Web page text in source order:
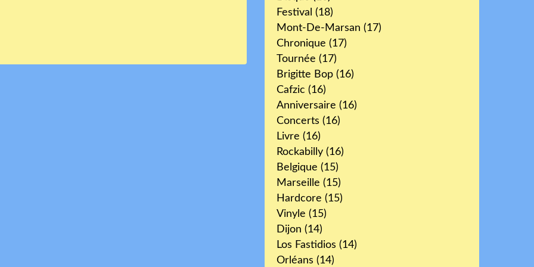
Festival (18)
Mont-De-Marsan (17)
Chronique (17)
Tournée (17)
Brigitte Bop (16)
Cafzic (16)
Anniversaire (16)
Concerts (16)
Livre (16)
Rockabilly (16)
Belgique (15)
Marseille (15)
Hardcore (15)
Vinyle (15)
Dijon (14)
Los Fastidios (14)
Orléans (14)